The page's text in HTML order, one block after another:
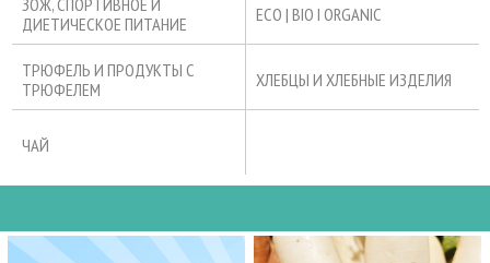
ДИЕТИЧЕСКОЕ ПИТАНИЕ
ECO | BIO I ORGANIC
ТРЮФЕЛЬ И ПРОДУКТЫ С
ТРЮФЕЛЕМ
ХЛЕБЦЫ И ХЛЕБНЫЕ ИЗДЕЛИЯ
ЧАЙ